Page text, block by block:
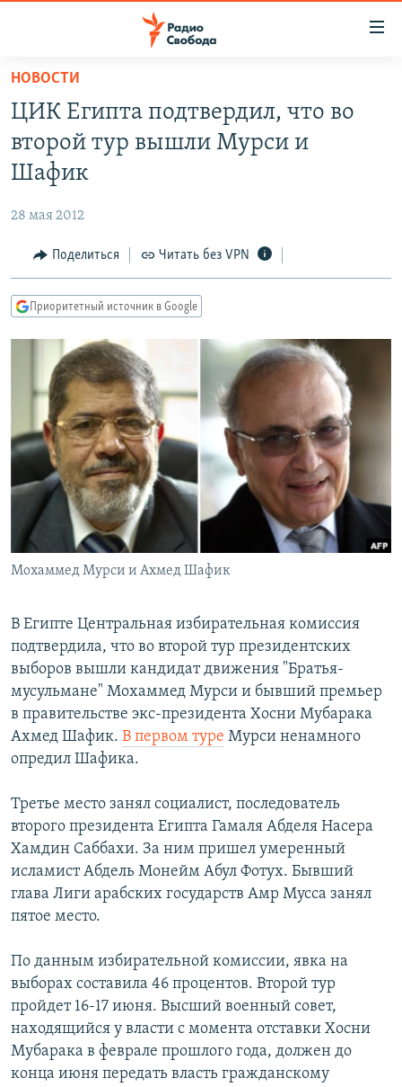
упрощенного
доступа
основному
Вернутся
Вернутся
ПОДКАСТЫ
АВТОРСКИЕ ПРОЕКТЫ
МНЕНИЯ
КУЛЬТУРА
КАВКАЗ.РЕАЛИИ
СЕВЕР.РЕАЛИИ
СИБИРЬ.РЕАЛИИ
РАСПИСАНИЕ ВЕЩАНИЯ
ПОДПИШИТЕСЬ НА РАССЫЛКУ
СОЦИАЛЬНЫЕ СЕТИ
Все сайты РСЕ/РС
НОВОСТИ
ЦИК Египта подтвердил, что во
второй тур вышли Мурси и
Шафик
28 мая 2012
Поделиться Читать без VPN
Приоритетный источник в Google
Мохаммед Мурси и Ахмед Шафик
В Египте Центральная избирательная комиссия
подтвердила, что во второй тур президентских
выборов вышли кандидат движения "Братья-
мусульмане" Мохаммед Мурси и бывший премьер
в правительстве экс-президента Хосни Мубарака
Ахмед Шафик. В первом туре Мурси ненамного
опредил Шафика.
Третье место занял социалист, последователь
второго президента Египта Гамаля Абделя Насера
Хамдин Саббахи. За ним пришел умеренный
исламист Абдель Монейм Абул Фотух. Бывший
глава Лиги арабских государств Амр Мусса занял
пятое место.
По данным избирательной комиссии, явка на
выборах составила 46 процентов. Второй тур
пройдет 16-17 июня. Высший военный совет,
находящийся у власти с момента отставки Хосни
Мубарака в феврале прошлого года, должен до
конца июня передать власть гражданскому